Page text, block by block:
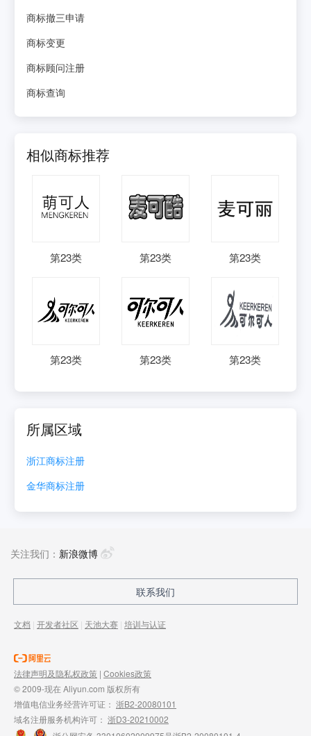
商标撤三申请
商标变更
商标顾问注册
商标查询
相似商标推荐
第23类 第23类 第23类
第23类 第23类 第23类
所属区域
浙江商标注册
金华商标注册